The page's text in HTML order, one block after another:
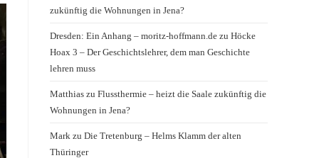
zukünftig die Wohnungen in Jena?
Dresden: Ein Anhang – moritz-hoffmann.de zu Höcke
Hoax 3 – Der Geschichtslehrer, dem man Geschichte
lehren muss
Matthias zu Flussthermie – heizt die Saale zukünftig die
Wohnungen in Jena?
Mark zu Die Tretenburg – Helms Klamm der alten
Thüringer